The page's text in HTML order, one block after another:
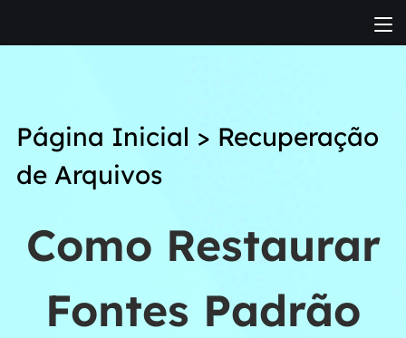
Página Inicial > Recuperação
de Arquivos
Como Restaurar
Fontes Padrão